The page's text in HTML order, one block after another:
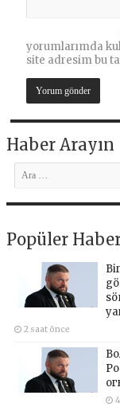
yorumlarımda
site adresim bu
Haber Arayın
Popüler
2 saat önce